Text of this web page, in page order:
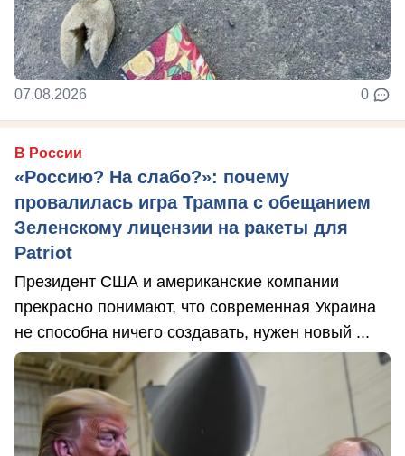
07.08.2026 0
В России
«Россию? На слабо?»: почему
провалилась игра Трампа с обещанием
Зеленскому лицензии на ракеты для
Patriot
Президент США и американские компании
прекрасно понимают, что современная Украина
не способна ничего создавать, нужен новый ...